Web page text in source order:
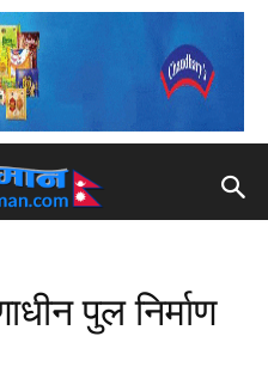
पुल निर्माण